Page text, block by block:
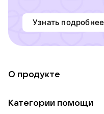
Узнать подробнее
О продукте
Категории помощи